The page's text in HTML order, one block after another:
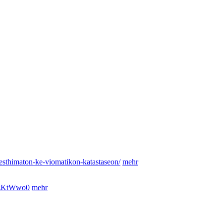
ke-viomatikon-katastaseon/ mehr
mehr